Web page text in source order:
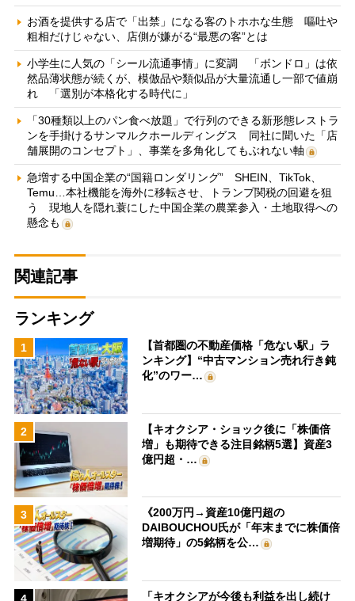
お酒を提供する店で「出禁」になる客のトホホな生態 嘔吐や
粗相だけじゃない、店側が嫌がる“最悪の客”とは
小学生に人気の「シール流通事情」に変調 「ボンドロ」は依
然品薄状態が続くが、模倣品や類似品が大量流通し一部で値崩
れ 「選別が本格化する時代に」
「30種類以上のパン食べ放題」で行列のできる新形態レストラ
ンを手掛けるサンマルクホールディングス 同社に聞いた「店
舗展開のコンセプト」、事業を多角化してもぶれない軸
急増する中国企業の“国籍ロンダリング” SHEIN、TikTok、
Temu…本社機能を海外に移転させ、トランプ関税の回避を狙
う 現地人を隠れ蓑にした中国企業の農業参入・土地取得への
懸念も
関連記事
ランキング
1
【首都圏の不動産価格「危ない駅」ラ
ンキング】“中古マンション売れ行き鈍
化”のワー…
2
【キオクシア・ショック後に「株価倍
増」も期待できる注目銘柄5選】資産3
億円超・…
3
《200万円→資産10億円超の
DAIBOUCHOU氏が「年末までに株価倍
増期待」の5銘柄を公…
「キオクシアが今後も利益を出し続け